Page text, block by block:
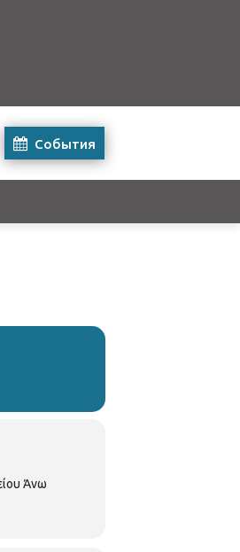
События
Άνω